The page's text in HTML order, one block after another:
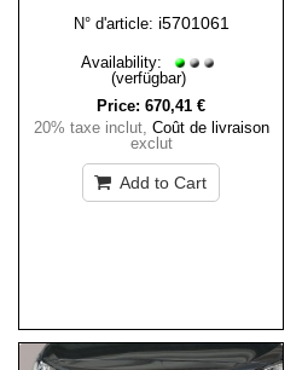
N° d'article: i5701061
Availability:
(verfügbar)
Price: 670,41 €
20% taxe inclut, Coût de livraison
exclut
Add to Cart